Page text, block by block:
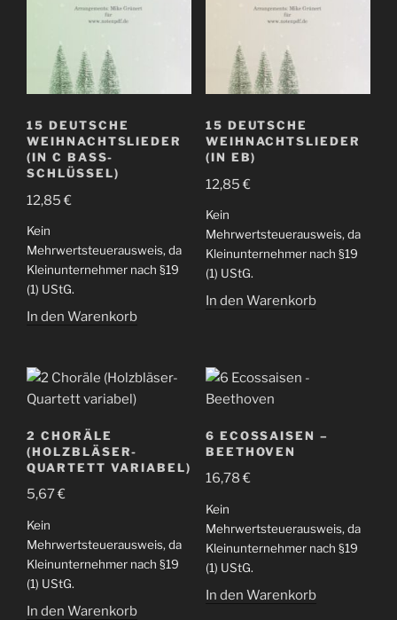
15 DEUTSCHE
WEIHNACHTSLIEDER
(IN C BASS-
SCHLÜSSEL)
12,85€
Kein
Mehrwertsteuerausweis, da
Kleinunternehmer nach §19
(1) UStG.
In den Warenkorb
15 DEUTSCHE
WEIHNACHTSLIEDER
(IN EB)
12,85€
Kein
Mehrwertsteuerausweis, da
Kleinunternehmer nach §19
(1) UStG.
In den Warenkorb
2 CHORÄLE
(HOLZBLÄSER-
QUARTETT VARIABEL)
5,67€
Kein
Mehrwertsteuerausweis, da
Kleinunternehmer nach §19
(1) UStG.
In den Warenkorb
6 ECOSSAISEN –
BEETHOVEN
16,78€
Kein
Mehrwertsteuerausweis, da
Kleinunternehmer nach §19
(1) UStG.
In den Warenkorb